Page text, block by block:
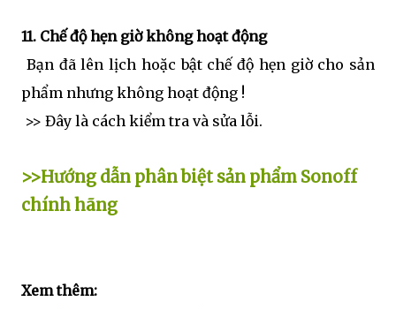
11. Chế độ hẹn giờ không hoạt động
Bạn đã lên lịch hoặc bật chế độ hẹn giờ cho sản
phẩm nhưng không hoạt động !
>> Đây là cách kiểm tra và sửa lỗi.
>>Hướng dẫn phân biệt sản phẩm Sonoff
chính hãng
Xem thêm: